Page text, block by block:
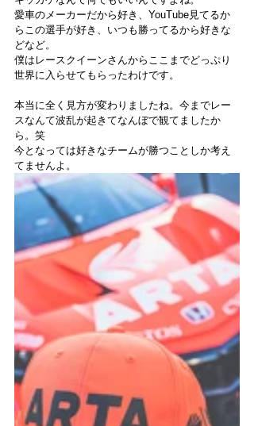
愛車のメーカーだから好き、YouTube見てるか
らこの選手が好き、いつも勝ってるから好きな
どなど。
僕はレースクイーンさんからここまでどっぷり
世界に入らせてもらったわけです。
本当に全く見方が変わりましたね。今までレー
スなんて波乱が起きてなんぼで観てましたか
ら。笑
今となっては好きなチームが勝つことしか考え
てませんよ。